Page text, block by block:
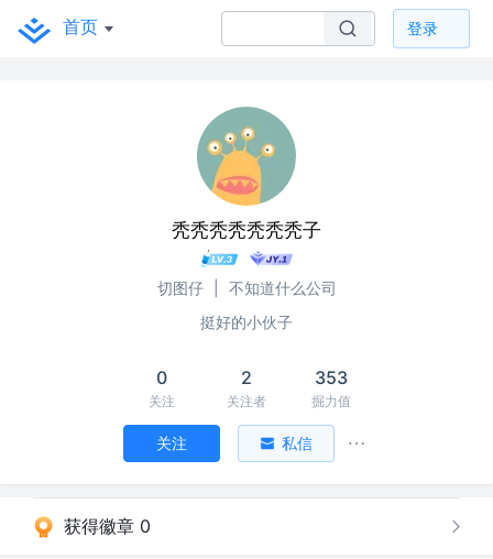
首页 登录
秃秃秃秃秃秃秃子
切图仔
不知道什么公司
挺好的小伙子
0
关注
2
关注者
353
掘力值
关注 私信
获得徽章 0